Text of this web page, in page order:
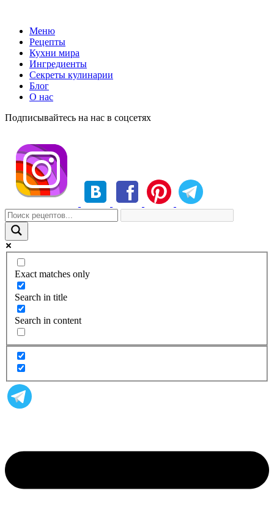
Меню
Рецепты
Кухни мира
Ингредиенты
Секреты кулинарии
Блог
О нас
Подписывайтесь на нас в соцсетях
Exact matches only
Search in title
Search in content